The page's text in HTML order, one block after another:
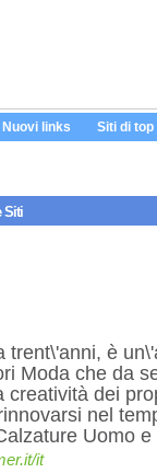
Nuovi links Siti di top
Siti
trent\'anni, è
Moda che da
creatività dei
nel
Uomo e
it